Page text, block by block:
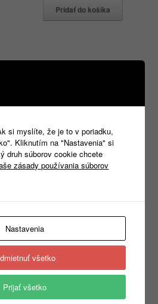
Pridať do košíka
(10)
(3)
si myslíte, že je to v poriadku,
Kliknutím na "Nastavenia" si
druh súborov cookie chcete
zásady používania súborov
Nastavenia
všetko
Prijať všetko